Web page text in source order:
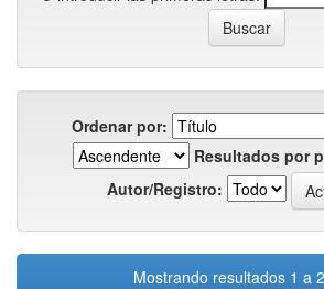
Ordenar por:
Resultados por
Autor/Registro:
Mostrando resultados 1 a